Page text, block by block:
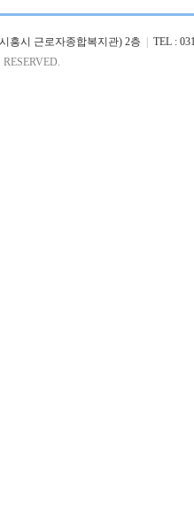
흥시 근로자종합복지관) 2층
TEL :